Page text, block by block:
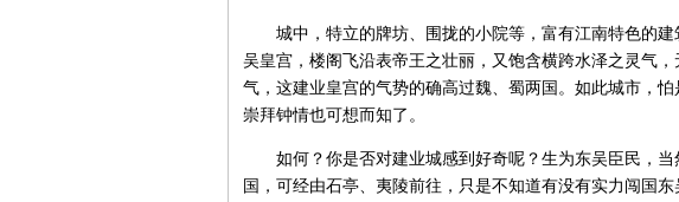
城中，特立的牌坊、围拢的小院等，富有江南特色的建
吴皇宫，楼阁飞沿表帝王之壮丽，又饱含横跨水泽之灵气
气，这建业皇宫的气势的确高过魏、蜀两国。如此城市，
崇拜钟情也可想而知了。
如何？你是否对建业城感到好奇呢？生为东吴臣民，当
国，可经由石亭、夷陵前往，只是不知道有没有实力闯国